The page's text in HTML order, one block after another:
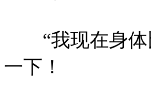
“我现在身体
一下！